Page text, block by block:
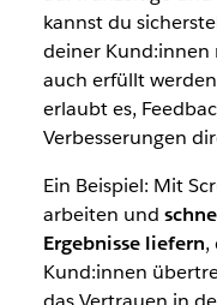
kannst du
deiner Kund:innen
auch erfüllt
erlaubt es,
Verbesserungen
Ein Beispiel: Mit
arbeiten und
Ergebnisse liefern,
Kund:innen